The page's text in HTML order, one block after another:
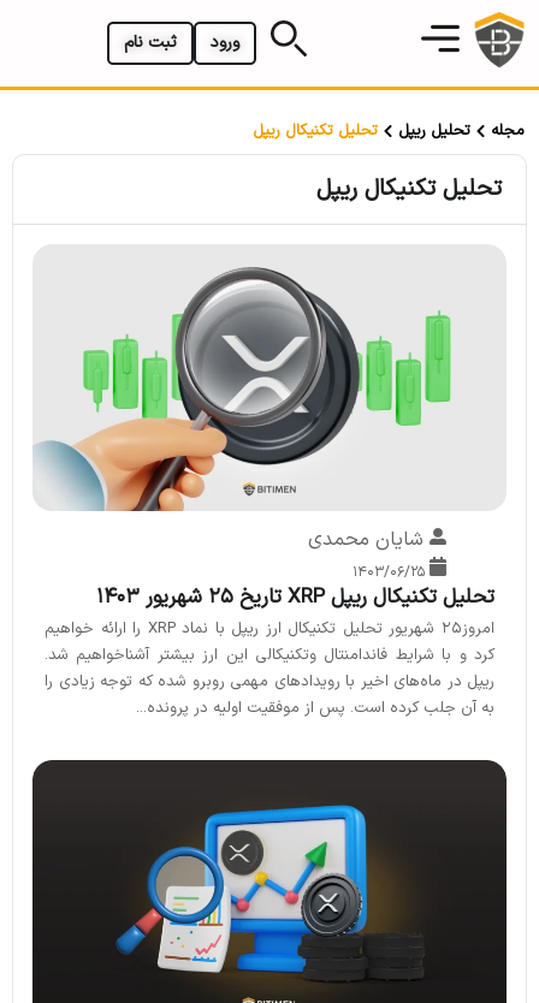
ثبت نام ورود
مجله تحلیل ریپل تحلیل تکنیکال ریپل
تحلیل تکنیکال ریپل
شایان محمدی
۱۴۰۳/۰۶/۲۵
تحلیل تکنیکال ریپل XRP تاریخ 25 شهریور 1403
امروز25 شهریور تحلیل تکنیکال ارز ریپل با نماد XRP را ارائه خواهیم
کرد و با شرایط فاندامنتال وتکنیکالی این ارز بیشتر آشناخواهیم شد.
ریپل در ماه‌های اخیر با رویدادهای مهمی روبرو شده که توجه زیادی را
به آن جلب کرده است. پس از موفقیت اولیه در پرونده...